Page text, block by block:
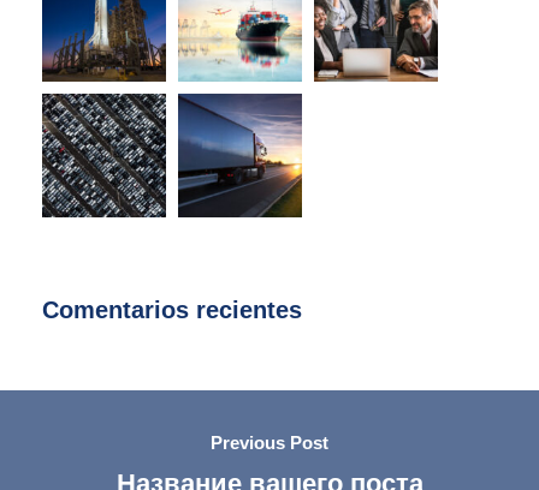
Comentarios recientes
Previous Post
Название вашего поста